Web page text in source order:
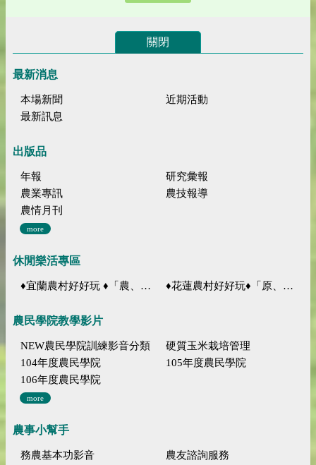
關閉
最新消息
本場新聞
近期活動
最新訊息
出版品
年報
研究彙報
農業專訊
農技報導
農情月刊
more
休閒樂活專區
♦宜蘭農村好好玩 ♦「農、藝、山、水」四條遊程推薦 ♦花蓮農村好好玩♦「原、生、慢、活」四條遊程推薦
農民學院教學影片
NEW農民學院訓練影音分類
硬質玉米栽培管理
104年度農民學院
105年度農民學院
106年度農民學院
more
農事小幫手
務農基本功影音
農友諮詢服務